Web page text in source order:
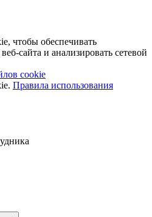
чтобы обеспечивать
сайта и анализировать сетевой
cookie
Правила использования